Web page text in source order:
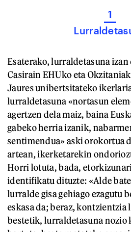
1
Esaterako, lurraldetasuna
Casirain EHUko eta
Jaures unibertsitateko
lurraldetasuna «nortasun
agertzen dela maiz, baina
gabeko herria izanik,
sentimendua» aski orokortua
artean, ikerketarekin
Horri lotuta, bada,
identifikatu dituzte: «Alde
lurralde gisa gehiago ezagutu
eskasa da; beraz, kontzientzia
bestetik, lurraldetasuna nozio